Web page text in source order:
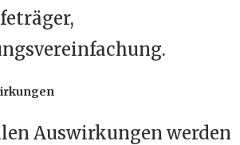
Auswirkungen werden